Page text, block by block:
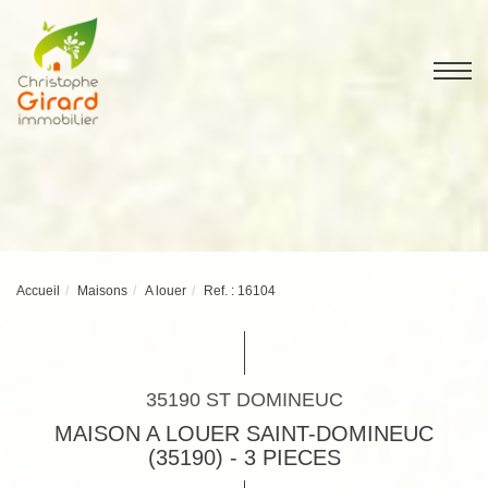
Accueil Maisons A louer Ref. : 16104
35190 ST DOMINEUC
MAISON A LOUER SAINT-DOMINEUC
(35190) - 3 PIECES